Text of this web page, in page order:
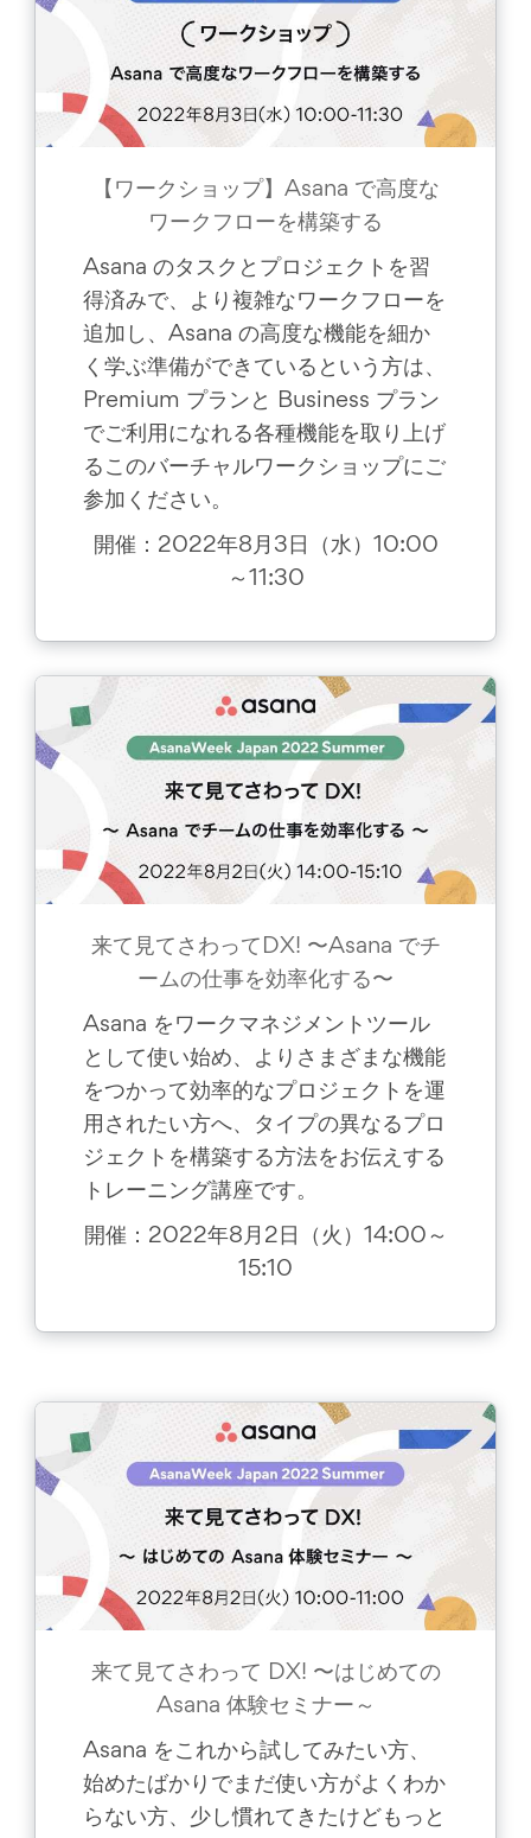
【ワークショップ】Asana で高度な
ワークフローを構築する
Asana のタスクとプロジェクトを習
得済みで、より複雑なワークフローを
追加し、Asana の高度な機能を細か
く学ぶ準備ができているという方は、
Premium プランと Business プラン
でご利用になれる各種機能を取り上げ
るこのバーチャルワークショップにご
参加ください。
開催：2022年8月3日（水）10:00
～11:30
来て見てさわってDX! 〜Asana でチ
ームの仕事を効率化する〜
Asana をワークマネジメントツール
として使い始め、よりさまざまな機能
をつかって効率的なプロジェクトを運
用されたい方へ、タイプの異なるプロ
ジェクトを構築する方法をお伝えする
トレーニング講座です。
開催：2022年8月2日（火）14:00～
15:10
来て見てさわって DX! 〜はじめての
Asana 体験セミナー～
Asana をこれから試してみたい方、
始めたばかりでまだ使い方がよくわか
らない方、少し慣れてきたけどもっと